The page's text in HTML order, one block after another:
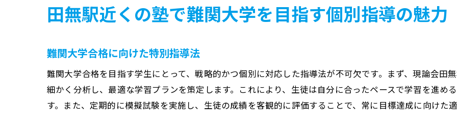
学習を通じた自己肯定感の向上
現論会田無校が育む自己成長の文化
個別指導が提供する成功体験の重要性
塾選びで差をつける現論会田無校の個別指導
現論会田無校の個別指導が選ばれる理由
田無駅近くの塾で難関大学を目指す個別指導の魅力
難関大学合格に向けた特別指導法
難関大学合格を目指す学生にとって、戦略的かつ個別に対応した指導法が不可欠です。まず、現論会田
細かく分析し、最適な学習プランを策定します。これにより、生徒は自分に合ったペースで学習を進め
す。また、定期的に模擬試験を実施し、生徒の成績を客観的に評価することで、常に目標達成に向けた